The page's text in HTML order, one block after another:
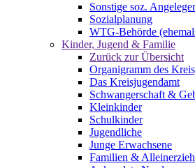
Sonstige soz.
Sozialplanung
WTG-Behörde
Kinder, Jugend & Familie
Zurück zur Übersicht
Organigramm des
Das Kreisjugendamt
Schwangerschaft &
Kleinkinder
Schulkinder
Jugendliche
Junge Erwachsene
Familien &